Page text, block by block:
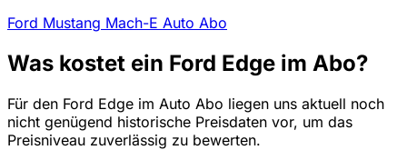
Ford Mustang Mach-E Auto Abo
Was kostet ein Ford Edge im Abo?
Für den Ford Edge im Auto Abo liegen uns aktuell noch
nicht genügend historische Preisdaten vor, um das
Preisniveau zuverlässig zu bewerten.